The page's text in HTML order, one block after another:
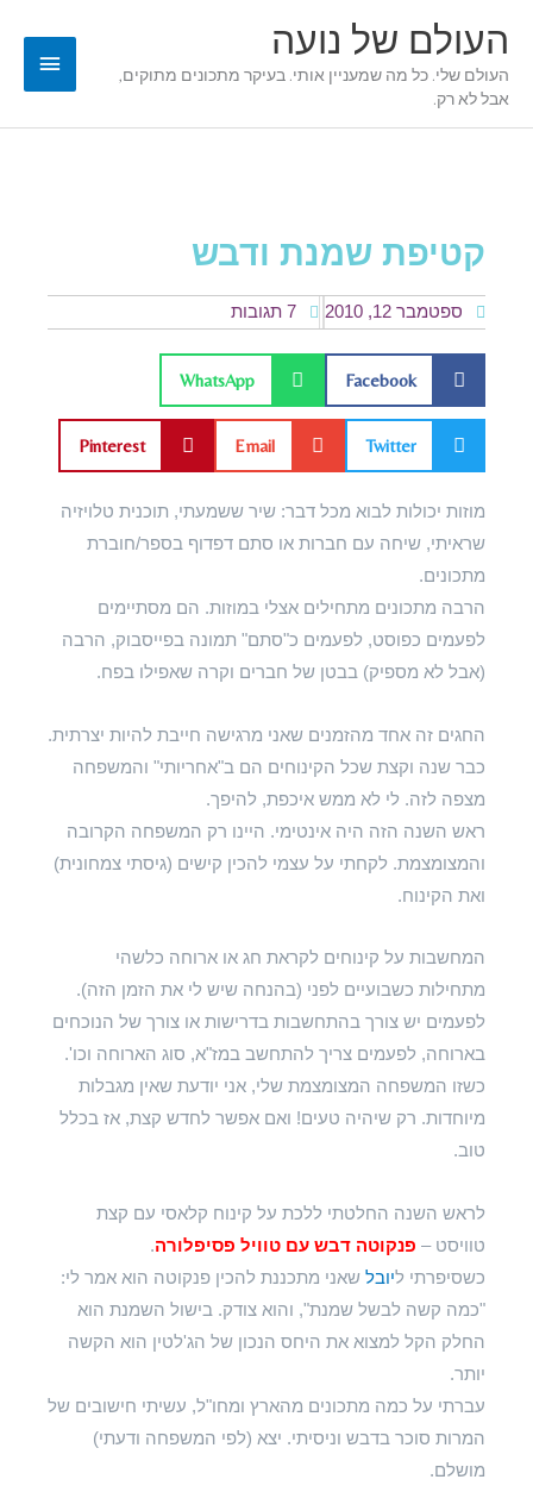
העולם של נועה
העולם שלי. כל מה שמעניין אותי. בעיקר מתכונים מתוקים,
אבל לא רק.
ראשי
קטיפת שמנת ודבש
ספטמבר 12, 2010 7 תגובות
Facebook
WhatsApp
Twitter
Email
Pinterest
מוזות יכולות לבוא מכל דבר: שיר ששמעתי, תוכנית טלויזיה
שראיתי, שיחה עם חברות או סתם דפדוף בספר/חוברת
מתכונים.
הרבה מתכונים מתחילים אצלי במוזות. הם מסתיימים
לפעמים כפוסט, לפעמים כ"סתם" תמונה בפייסבוק, הרבה
(אבל לא מספיק) בבטן של חברים וקרה שאפילו בפח.
החגים זה אחד מהזמנים שאני מרגישה חייבת להיות יצרתית.
כבר שנה וקצת שכל הקינוחים הם ב"אחריותי" והמשפחה
מצפה לזה. לי לא ממש איכפת, להיפך.
ראש השנה הזה היה אינטימי. היינו רק המשפחה הקרובה
והמצומצמת. לקחתי על עצמי להכין קישים (גיסתי צמחונית)
ואת הקינוח.
המחשבות על קינוחים לקראת חג או ארוחה כלשהי
מתחילות כשבועיים לפני (בהנחה שיש לי את הזמן הזה).
לפעמים יש צורך בהתחשבות בדרישות או צורך של הנוכחים
בארוחה, לפעמים צריך להתחשב במז"א, סוג הארוחה וכו'.
כשזו המשפחה המצומצמת שלי, אני יודעת שאין מגבלות
מיוחדות. רק שיהיה טעים! ואם אפשר לחדש קצת, אז בכלל
טוב.
לראש השנה החלטתי ללכת על קינוח קלאסי עם קצת
טוויסט – פנקוטה דבש עם טוויל פסיפלורה.
כשסיפרתי ליובל שאני מתכננת להכין פנקוטה הוא אמר לי:
"כמה קשה לבשל שמנת", והוא צודק. בישול השמנת הוא
החלק הקל למצוא את היחס הנכון של הג'לטין הוא הקשה
יותר.
עברתי על כמה מתכונים מהארץ ומחו"ל, עשיתי חישובים של
המרות סוכר בדבש וניסיתי. יצא (לפי המשפחה ודעתי)
מושלם.